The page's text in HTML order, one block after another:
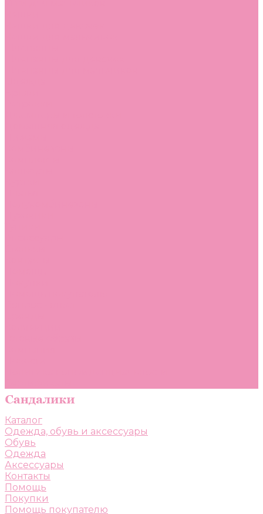
Каталог
Одежда, обувь и аксессуары
Обувь
Одежда
Аксессуары
Контакты
Помощь
Покупки
Помощь покупателю